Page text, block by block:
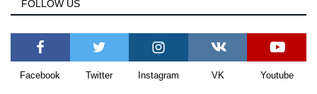
FOLLOW US
Facebook Twitter Instagram VK Youtube